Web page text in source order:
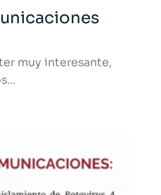
muy interesante,